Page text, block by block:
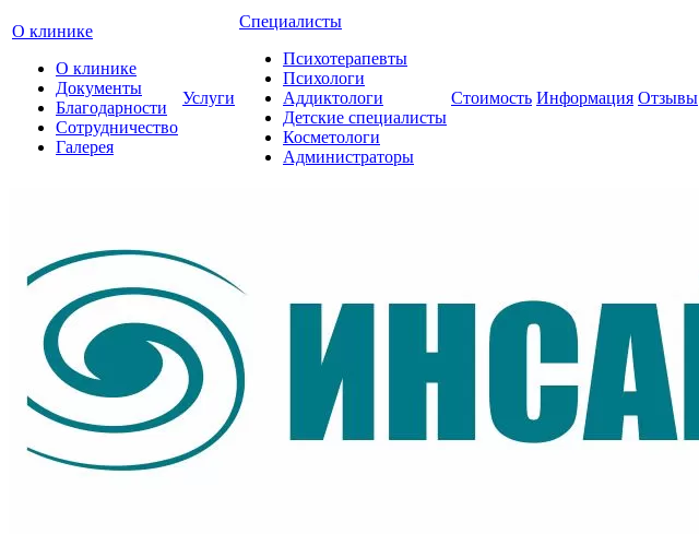
О клинике
О клинике
Документы
Благодарности
Сотрудничество
Галерея
Услуги
Специалисты
Психотерапевты
Психологи
Аддиктологи
Детские специалисты
Косметологи
Администраторы
Стоимость Информация Отзывы